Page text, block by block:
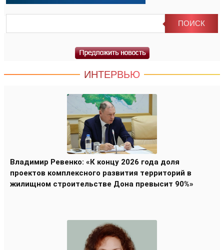
ИНТЕРВЬЮ
Владимир Ревенко: «К концу 2026 года доля
проектов комплексного развития территорий в
жилищном строительстве Дона превысит 90%»